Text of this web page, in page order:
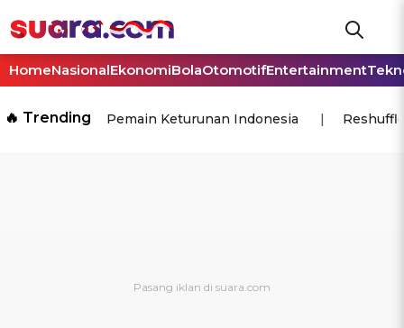
HomeNasionalEkonomiBolaOtomotifEntertainment
🔥 Trending Pemain Keturunan Indonesia